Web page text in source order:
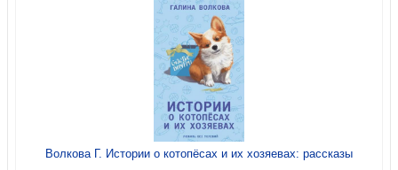
Волкова Г. Истории о котопёсах и их хозяевах: рассказы